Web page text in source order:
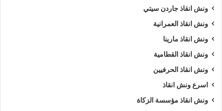
ونش انقاذ جاردن سيتي
ونش انقاذ العمرانية
ونش انقاذ مارينا
ونش انقاذ القطامية
ونش انقاذ الحرفيين
اسرع ونش انقاذ
ونش انقاذ مؤسسة الزكاة